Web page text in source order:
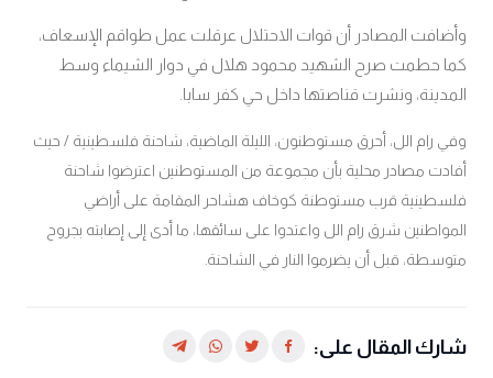
وأضافت المصادر أن قوات الاحتلال عرقلت عمل طواقم الإسعاف،
كما حطمت صرح الشهيد محمود هلال في دوار الشيماء وسط
المدينة، ونشرت قناصتها داخل حي كفر سابا.
وفي رام الل، أحرق مستوطنون، الليلة الماضية، شاحنة فلسطينية / حيث
أفادت مصادر محلية بأن مجموعة من المستوطنين اعترضوا شاحنة
فلسطينية قرب مستوطنة كوخاف هشاحر المقامة على أراضي
المواطنين شرق رام الل واعتدوا على سائقها، ما أدى إلى إصابته بجروح
متوسطة، قبل أن يضرموا النار في الشاحنة.
شارك المقال على: